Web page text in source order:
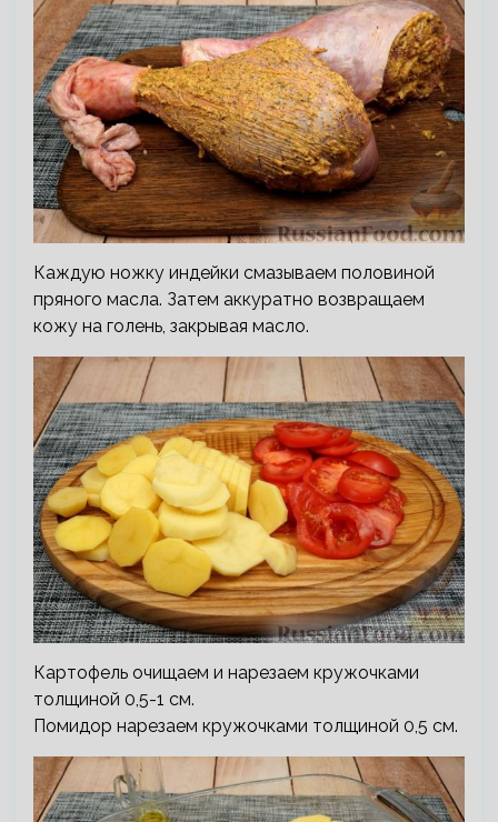
Каждую ножку индейки смазываем половиной
пряного масла. Затем аккуратно возвращаем
кожу на голень, закрывая масло.
Картофель очищаем и нарезаем кружочками
толщиной 0,5-1 см.
Помидор нарезаем кружочками толщиной 0,5 см.